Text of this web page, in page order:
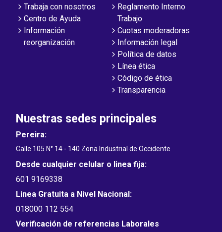
Trabaja con nosotros
Centro de Ayuda
Información
reorganización
Reglamento Interno
Trabajo
Cuotas moderadoras
Información legal
Política de datos
Línea ética
Código de ética
Transparencia
Nuestras sedes principales
Pereira:
Calle 105 N° 14 - 140 Zona Industrial de Occidente
Desde cualquier celular o linea fija:
601 9169338
Linea Gratuita a Nivel Nacional:
018000 112 554
Verificación de referencias Laborales